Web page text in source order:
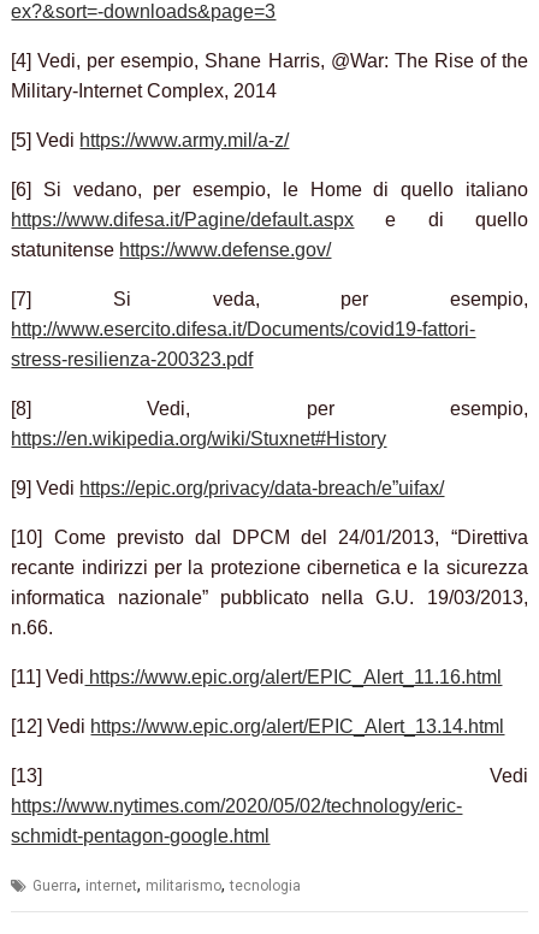
ex?&sort=-downloads&page=3
[4] Vedi, per esempio, Shane Harris, @War: The Rise of the
Military-Internet Complex, 2014
[5] Vedi https://www.army.mil/a-z/
[6] Si vedano, per esempio, le Home di quello italiano
https://www.difesa.it/Pagine/default.aspx e di quello
statunitense https://www.defense.gov/
[7] Si veda, per esempio,
http://www.esercito.difesa.it/Documents/covid19-fattori-
stress-resilienza-200323.pdf
[8] Vedi, per esempio,
https://en.wikipedia.org/wiki/Stuxnet#History
[9] Vedi https://epic.org/privacy/data-breach/e”uifax/
[10] Come previsto dal DPCM del 24/01/2013, “Direttiva
recante indirizzi per la protezione cibernetica e la sicurezza
informatica nazionale” pubblicato nella G.U. 19/03/2013,
n.66.
[11] Vedi https://www.epic.org/alert/EPIC_Alert_11.16.html
[12] Vedi https://www.epic.org/alert/EPIC_Alert_13.14.html
[13] Vedi
https://www.nytimes.com/2020/05/02/technology/eric-
schmidt-pentagon-google.html
Guerra, internet, militarismo,tecnologia